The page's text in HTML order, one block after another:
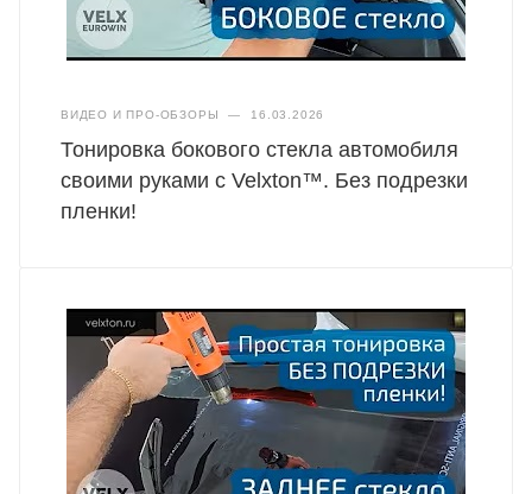
ВИДЕО И ПРО-ОБЗОРЫ — 16.03.2026
Тонировка бокового стекла автомобиля
своими руками с Velxton™. Без подрезки
пленки!